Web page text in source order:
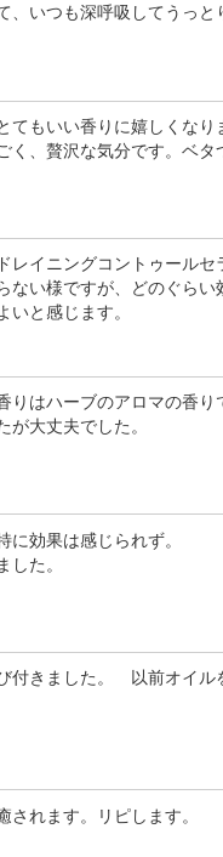
、いつも深呼吸してうっと
てもいい香りに嬉しくな
く、贅沢な気分です。ベ
レイニングコントゥール
ない様ですが、どのぐら
いと感じます。
りはハーブのアロマの香り
が大丈夫でした。
に効果は感じられず。
した。
付きました。 以前オイル
されます。リピします。